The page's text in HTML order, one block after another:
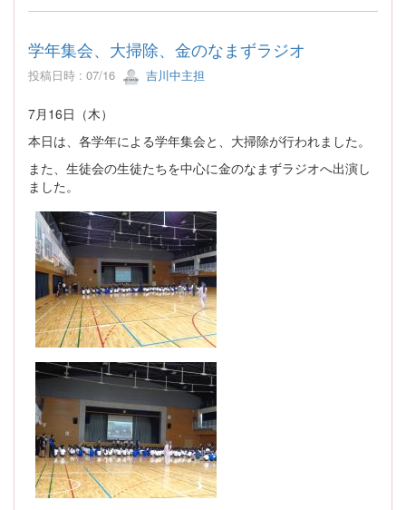
学年集会、大掃除、金のなまずラジオ
投稿日時 : 07/16 吉川中主担
7月16日（木）
本日は、各学年による学年集会と、大掃除が行われました。
また、生徒会の生徒たちを中心に金のなまずラジオへ出演し
ました。